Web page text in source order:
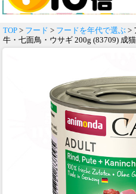
TOP > フード > フードを年代で選ぶ >
牛・七面鳥・ウサギ 200g (83709) 成